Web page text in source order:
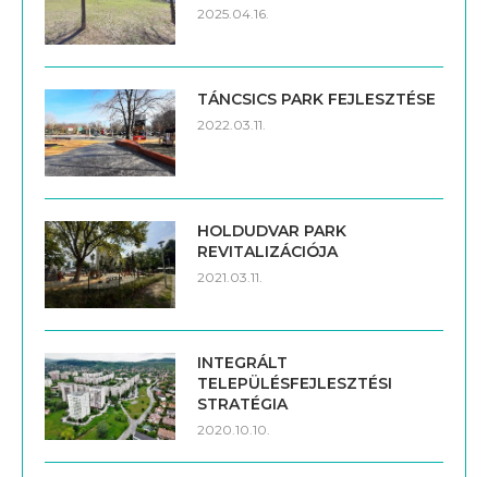
2025.04.16.
TÁNCSICS PARK FEJLESZTÉSE
2022.03.11.
HOLDUDVAR PARK
REVITALIZÁCIÓJA
2021.03.11.
INTEGRÁLT
TELEPÜLÉSFEJLESZTÉSI
STRATÉGIA
2020.10.10.